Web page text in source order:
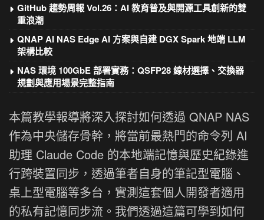
GitHub 趨勢周報 Vol.26：AI 教育普及與開源工具創新的雙
重浪潮
QNAP AI NAS Edge AI 方案與自建 DGX Spark 地端 LLM
架構比較
NAS 環境 100GbE 部署實務：QSFP28 線材選擇、交換器
規劃與應用場景完整指南
本篇教學報導將深入探討如何透過 QNAP NAS
作為中央儲存骨幹，將當前最熱門的命令列 AI
助理 Claude Code 的本地端記憶與歷史紀錄進
行跨裝置同步，透過筆者自身的筆記型電腦、
桌上型電腦等多台，實測這套個人開發者適用
的私有記憶同步流。我們透過這篇可學到如何